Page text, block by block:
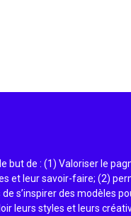
but de : (1) Valoriser le
et leur savoir-faire; (2)
s’inspirer des modèles
leurs styles et leurs